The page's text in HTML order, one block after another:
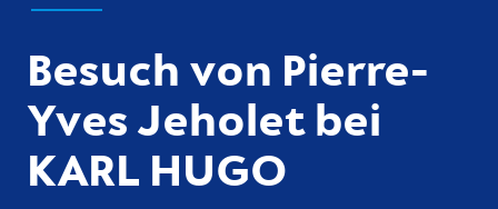
Besuch von Pierre-
Yves Jeholet bei
KARL HUGO